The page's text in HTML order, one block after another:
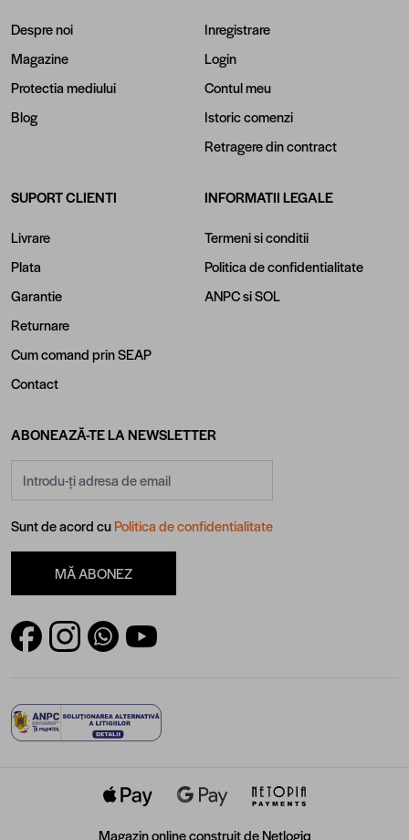
Despre noi
Magazine
Protectia mediului
Blog
Inregistrare
Login
Contul meu
Istoric comenzi
Retragere din contract
SUPORT CLIENTI
Livrare
Plata
Garantie
Returnare
Cum comand prin SEAP
Contact
INFORMATII LEGALE
Termeni si conditii
Politica de confidentialitate
ANPCsiSOL
ABONEAZĂ-TE LA NEWSLETTER
Sunt de acord cuPolitica de confidentialitate
MĂ ABONEZ
Magazin online construit deNetlogiq